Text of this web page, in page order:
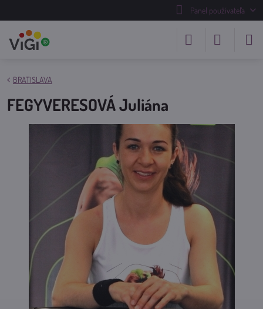
Panel používateľa
BRATISLAVA
FEGYVERESOVÁ Juliána